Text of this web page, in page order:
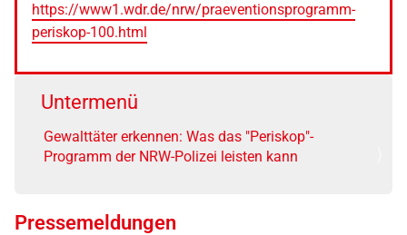
https://www1.wdr.de/nrw/praeventionsprogramm-
periskop-100.html
Untermenü
Gewalttäter erkennen: Was das "Periskop"-
Programm der NRW-Polizei leisten kann
Pressemeldungen